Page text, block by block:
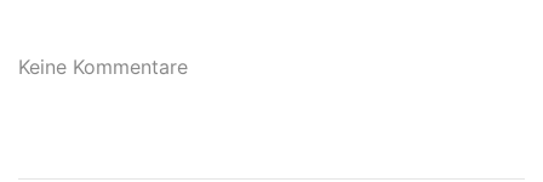
Keine Kommentare